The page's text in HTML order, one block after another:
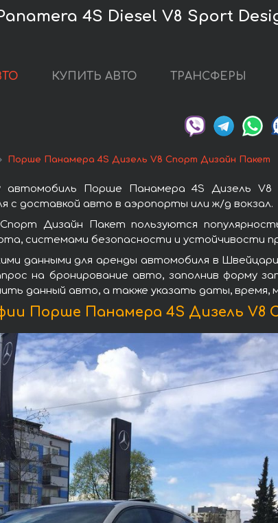
4S Diesel V8 Sport
КУПИТЬ АВТО ТРАНСФЕРЫ
Порше Панамера 4S Дизель V8 Спорт Дизайн Пакет
автомобиль Порше Панамера 4S Дизель
с доставкой авто в аэропорты или ж/д вокзал.
Дизайн Пакет пользуются
системами безопасности и устойчивости
данными для аренды автомобиля в
на бронирование авто, заполнив форму
данный авто, а также указать даты,
Порше Панамера 4S Дизель V8